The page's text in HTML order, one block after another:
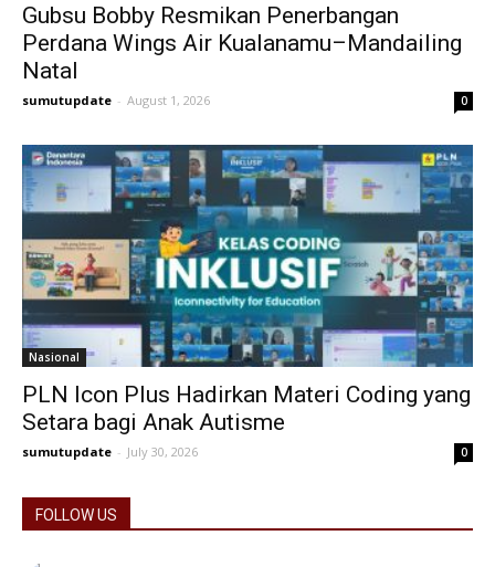
Gubsu Bobby Resmikan Penerbangan
Perdana Wings Air Kualanamu–Mandailing
Natal
sumutupdate - August 1, 2026 0
Nasional
PLN Icon Plus Hadirkan Materi Coding yang
Setara bagi Anak Autisme
sumutupdate - July 30, 2026 0
FOLLOW US